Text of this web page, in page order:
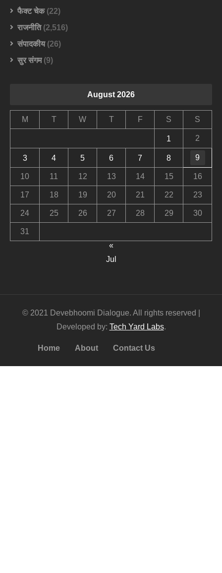
फैक्ट चेक(22)
राजनीति(2,516)
संपादकीय(26)
सुर संगम(9)
August 2026
M T W T F S S
1 2
3 4 5 6 7 8 9
10 11 12 13 14 15 16
17 18 19 20 21 22 23
24 25 26 27 28 29 30
31
«
Jul
© 2021 Devebhoomi Dialogue. All rights reserved |
Developed by: Tech Yard Labs.
Home About Contact Us